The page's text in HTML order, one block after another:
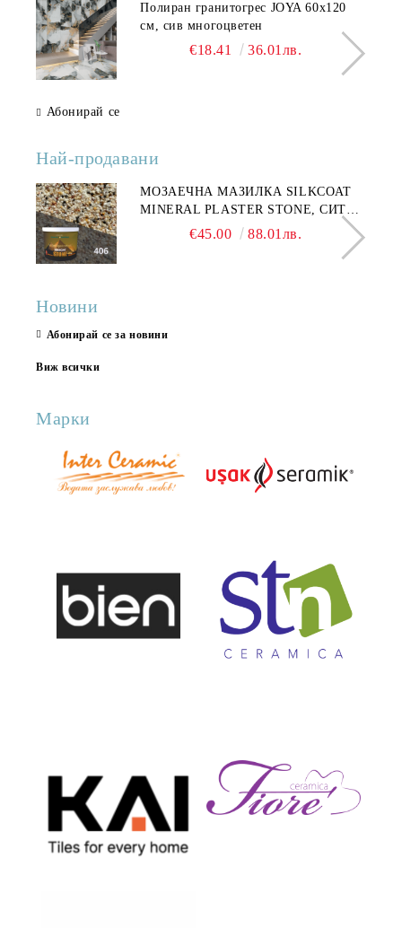
Полиран гранитогрес JOYA 60x120
см, сив многоцветен
€18.41 36.01лв.
Абонирай се
Най-продавани
МОЗАЕЧНА МАЗИЛКА SILKCOAT
MINERAL PLASTER STONE, СИТЕН
КАМЪК 406 25КГ
€45.00 88.01лв.
Новини
Абонирай се за новини
Виж всички
Марки